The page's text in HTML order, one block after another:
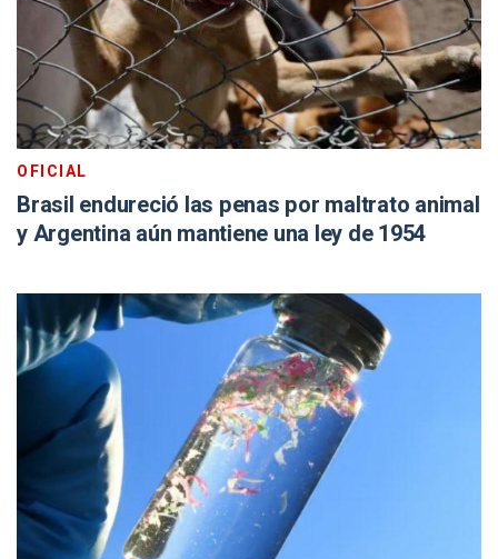
OFICIAL
Brasil endureció las penas por maltrato animal
y Argentina aún mantiene una ley de 1954